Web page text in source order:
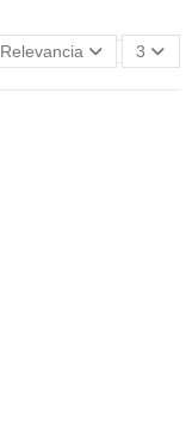
Relevancia 3